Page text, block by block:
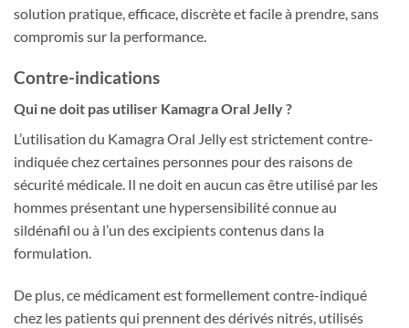
solution pratique, efficace, discrète et facile à prendre, sans
compromis sur la performance.
Contre-indications
Qui ne doit pas utiliser Kamagra Oral Jelly ?
L’utilisation du Kamagra Oral Jelly est strictement contre-
indiquée chez certaines personnes pour des raisons de
sécurité médicale. Il ne doit en aucun cas être utilisé par les
hommes présentant une hypersensibilité connue au
sildénafil ou à l’un des excipients contenus dans la
formulation.
De plus, ce médicament est formellement contre-indiqué
chez les patients qui prennent des dérivés nitrés, utilisés